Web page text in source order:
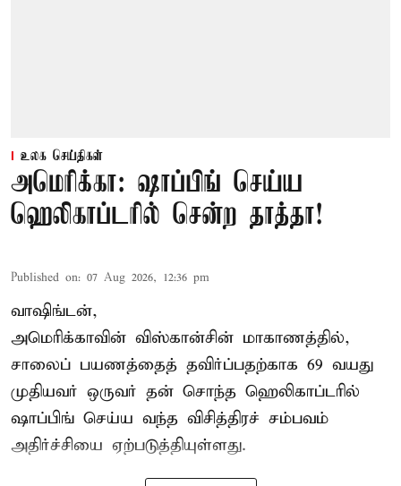
உலக செய்திகள்
அமெரிக்கா: ஷாப்பிங் செய்ய
ஹெலிகாப்டரில் சென்ற தாத்தா!
Published on: 07 Aug 2026, 12:36 pm
வாஷிங்டன்,
அமெரிக்காவின் விஸ்கான்சின் மாகாணத்தில்,
சாலைப் பயணத்தைத் தவிர்ப்பதற்காக 69 வயது
முதியவர் ஒருவர் தன் சொந்த ஹெலிகாப்டரில்
ஷாப்பிங் செய்ய வந்த விசித்திரச் சம்பவம்
அதிர்ச்சியை ஏற்படுத்தியுள்ளது.